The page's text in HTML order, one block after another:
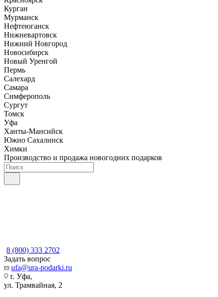
Курган
Мурманск
Нефтеюганск
Нижневартовск
Нижний Новгород
Новосибирск
Новый Уренгой
Пермь
Салехард
Самара
Симферополь
Сургут
Томск
Уфа
Ханты-Мансийск
Южно Сахалинск
Химки
Производство и продажа новогодних подарков
8 (800) 333 2702
Задать вопрос
ufa@ura-podarki.ru
г. Уфа,
ул. Трамвайная, 2